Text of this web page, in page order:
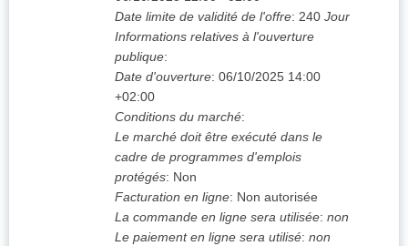
Date limite de validité de l'offre: 240 Jour
Informations relatives à l'ouverture
publique:
Date d'ouverture: 06/10/2025 14:00
+02:00
Conditions du marché:
Le marché doit être exécuté dans le
cadre de programmes d'emplois
protégés: Non
Facturation en ligne: Non autorisée
La commande en ligne sera utilisée: non
Le paiement en ligne sera utilisé: non